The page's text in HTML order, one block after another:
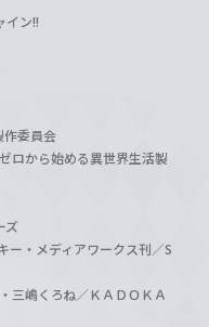
イン!!
作委員会
ロから始める異世界生活製
ズ
・メディアワークス刊／S
嶋くろね／ＫＡＤＯＫＡ